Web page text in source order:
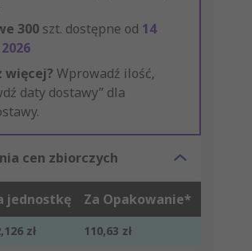
300 szt. dostępne od 14
więcej? Wprowadź ilość,
daty dostawy” dla
cen zbiorczych
jednostkę Za Opakowanie*
zł
110,63 zł